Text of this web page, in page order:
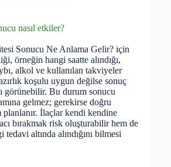
nasıl etkiler?
Sonucu Ne Anlama Gelir? için
örneğin hangi saatte alındığı,
alkol ve kullanılan takviyeler
koşulu uygun değilse sonuç
görünebilir. Bu durum sonucu
gelmez; gerekirse doğru
İlaçlar kendi kendine
bırakmak risk oluşturabilir hem de
altında alındığını bilmesi